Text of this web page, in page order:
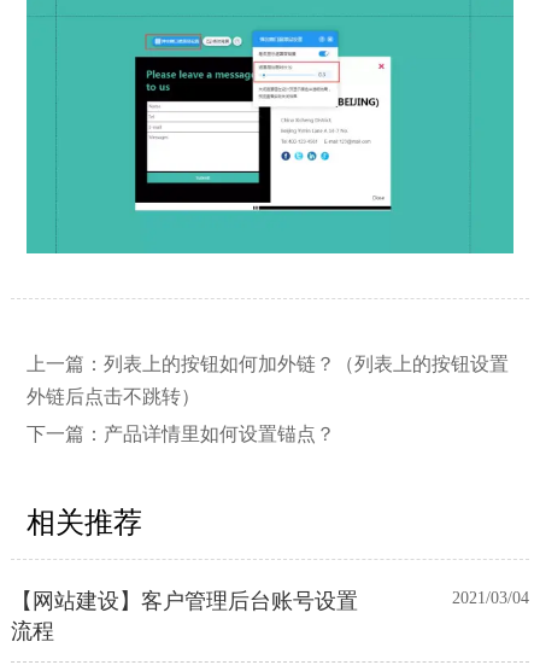
上一篇： 列表上的按钮如何加外链？（列表上的按钮设置
外链后点击不跳转）
下一篇： 产品详情里如何设置锚点？
相关推荐
【网站建设】网站的留言板如何绑定
邮件推送和微信推送？
2026/03/12
目录上线多语言网站的区别
【网站建设】客户管理后台账号设置
流程
2021/03/04